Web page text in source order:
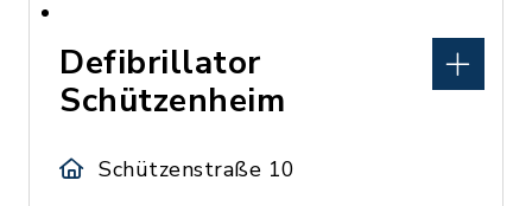
Defibrillator
Schützenheim
Schützenstraße 10